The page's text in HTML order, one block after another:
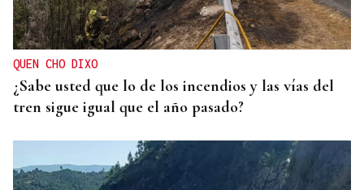
QUEN CHO DIXO
¿Sabe usted que lo de los incendios y las vías del
tren sigue igual que el año pasado?